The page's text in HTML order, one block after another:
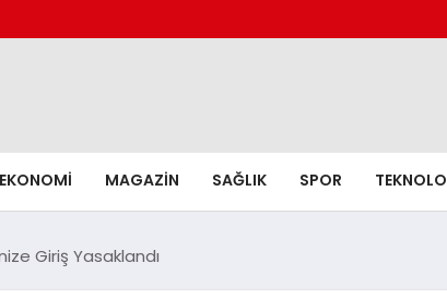
EKONOMI MAGAZIN SAĞLIK SPOR
Giriş Yasaklandı